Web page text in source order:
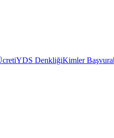
YDS DenkliğiKimler